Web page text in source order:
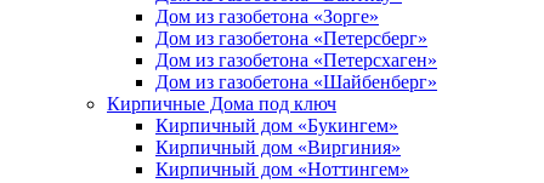
Дом из газобетона «Зорге»
Дом из газобетона «Петерсберг»
Дом из газобетона «Петерсхаген»
Дом из газобетона «Шайбенберг»
Кирпичные Дома под ключ
Кирпичный дом «Букингем»
Кирпичный дом «Виргиния»
Кирпичный дом «Ноттингем»